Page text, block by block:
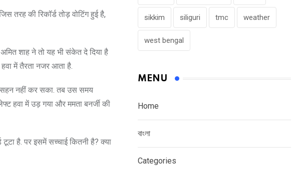
तरह की रिकॉर्ड तोड़ वोटिंग हुई है,
शाह ने तो यह भी संकेत दे दिया है
में तैरता नजर आता है.
सहन नहीं कर सका. तब उस समय
हवा में उड़ गया और ममता बनर्जी की
है. पर इसमें सच्चाई कितनी है? क्या
sikkim siliguri tmc weather
west bengal
MENU
Home
বাংলা
Categories